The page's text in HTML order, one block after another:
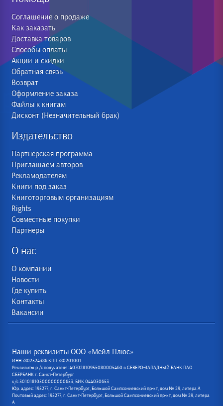
Соглашение о продаже
Как заказать
Доставка товаров
Способы оплаты
Акции и скидки
Обратная связь
Возврат
Оформление заказа
Файлы к книгам
Дисконт (Незначительный брак)
Издательство
Партнерская программа
Приглашаем авторов
Рекламодателям
Книги под заказ
Книготорговым организациям
Rights
Совместные покупки
Партнеры
О нас
О компании
Новости
Где купить
Контакты
Вакансии
Наши реквизиты:ООО «Мейл Плюс»
ИНН 7802524386 КПП 780201001
Реквизиты р /с получателя: 40702810955080005460 в СЕВЕРО-ЗАПАДНЫЙ БАНК ПАО
СБЕРБАНК г. Санкт-Петербург
к/с 30101810500000000653, БИК 044030653
Юр. адрес: 195277, г. Санкт-Петербург, Большой Сампсониевский пр-кт, дом № 29, литера А
Почтовый адрес: 195277, г. Санкт-Петербург, Большой Сампсониевский пр-кт, дом № 29, литера
А